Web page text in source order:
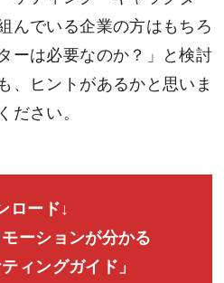
んでいる企業の方はもちろ
ーは必要なのか？」と検討
、ヒントがあるかと思いま
ださい。
ロード↓
ーションが分かる
ィングガイド」